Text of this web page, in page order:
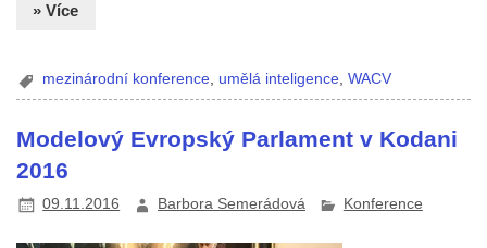
» Více
mezinárodní konference, umělá inteligence,WACV
Modelový Evropský Parlament v Kodani
2016
09.11.2016 Barbora Semerádová Konference